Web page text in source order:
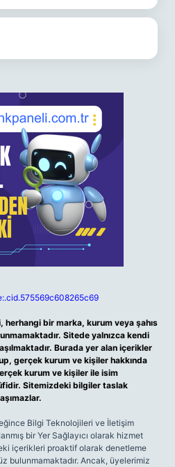
herhangi bir marka, kurum veya şahıs
Sitede yalnızca kendi
Burada yer alan içerikler
gerçek kurum ve kişiler hakkında
kurum ve kişiler ile isim
Sitemizdeki bilgiler taslak
Bilgi Teknolojileri ve İletişim
bir Yer Sağlayıcı olarak hizmet
içerikleri proaktif olarak denetleme
bulunmamaktadır. Ancak, üyelerimiz